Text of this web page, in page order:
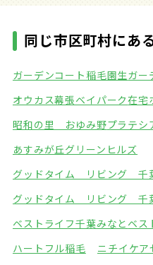
同じ市区町村にあ
ガーデンコート稲毛園生ガー
オウカス幕張ベイパーク在宅
昭和の里 おゆみ野プラテ
あすみが丘グリーンヒルズ
グッドタイム リビング 千
グッドタイム リビング 千
ベストライフ千葉みなと ベス
ハートフル稲毛
ニチイケア